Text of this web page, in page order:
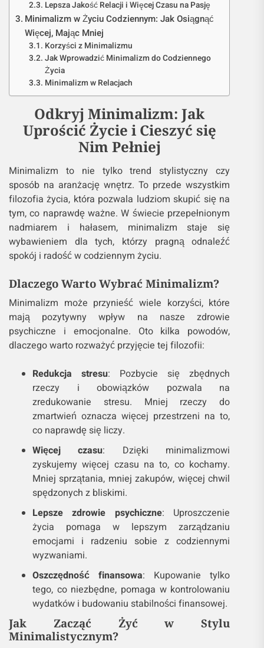
Lepsza Jakość Relacji i Więcej Czasu na Pasję
Minimalizm w Życiu Codziennym: Jak Osiągnąć
Więcej, Mając Mniej
Korzyści z Minimalizmu
Jak Wprowadzić Minimalizm do Codziennego
Życia
Minimalizm w Relacjach
Odkryj Minimalizm: Jak
Uprościć Życie i Cieszyć się
Nim Pełniej
Minimalizm to nie tylko trend stylistyczny czy
sposób na aranżację wnętrz. To przede wszystkim
filozofia życia, która pozwala ludziom skupić się na
tym, co naprawdę ważne. W świecie przepełnionym
nadmiarem i hałasem, minimalizm staje się
wybawieniem dla tych, którzy pragną odnaleźć
spokój i radość w codziennym życiu.
Dlaczego Warto Wybrać Minimalizm?
Minimalizm może przynieść wiele korzyści, które
mają pozytywny wpływ na nasze zdrowie
psychiczne i emocjonalne. Oto kilka powodów,
dlaczego warto rozważyć przyjęcie tej filozofii:
Redukcja stresu: Pozbycie się zbędnych
rzeczy i obowiązków pozwala na
zredukowanie stresu. Mniej rzeczy do
zmartwień oznacza więcej przestrzeni na to,
co naprawdę się liczy.
Więcej czasu: Dzięki minimalizmowi
zyskujemy więcej czasu na to, co kochamy.
Mniej sprzątania, mniej zakupów, więcej chwil
spędzonych z bliskimi.
Lepsze zdrowie psychiczne: Uproszczenie
życia pomaga w lepszym zarządzaniu
emocjami i radzeniu sobie z codziennymi
wyzwaniami.
Oszczędność finansowa: Kupowanie tylko
tego, co niezbędne, pomaga w kontrolowaniu
wydatków i budowaniu stabilności finansowej.
Jak Zacząć Żyć w Stylu
Minimalistycznym?